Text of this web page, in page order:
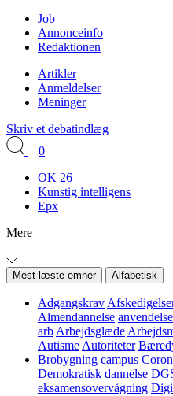
Job
Annonceinfo
Redaktionen
Artikler
Anmeldelser
Meninger
Skriv et debatindlæg
0
OK 26
Kunstig intelligens
Epx
Mere
Mest læste emner Alfabetisk
Adgangskrav
Almendannelse
arb Arbejdsglæde
Autisme Autoriteter
Brobygning campus
Demokratisk dannelse
eksamensovervågning